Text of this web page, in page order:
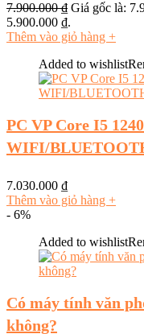
7.900.000₫ Giá gốc là:
5.900.000 ₫.
Thêm vào giỏ hàng +
Added to wishlist
PC VP Core I5
WIFI/
7.030.000 ₫
Thêm vào giỏ hàng +
- 6%
Added to wishlist
Có máy tính văn
không?